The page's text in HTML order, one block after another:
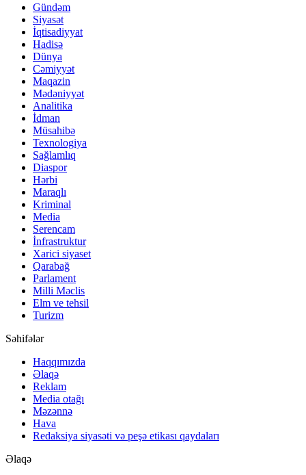
Gündəm
Siyasət
İqtisadiyyat
Hadisə
Dünya
Cəmiyyət
Maqazin
Mədəniyyət
Analitika
İdman
Müsahibə
Texnologiya
Sağlamlıq
Diaspor
Hərbi
Maraqlı
Kriminal
Media
Serencam
İnfrastruktur
Xarici siyaset
Qarabağ
Parlament
Milli Məclis
Elm ve tehsil
Turizm
Səhifələr
Haqqımızda
Əlaqə
Reklam
Media otağı
Məzənnə
Hava
Redaksiya siyasəti və peşə etikası qaydaları
Əlaqə